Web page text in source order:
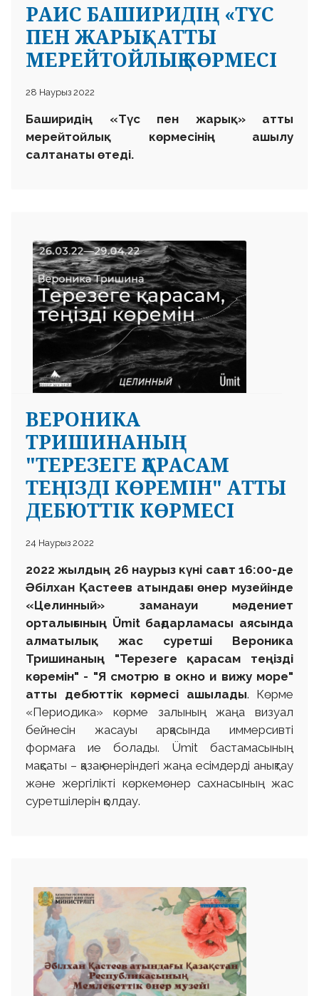
РАИС БАШИРИДІҢ «ТҮС
ПЕН ЖАРЫҚ» АТТЫ
МЕРЕЙТОЙЛЫҚ КӨРМЕСІ
28 Наурыз 2022
Баширидің «Түс пен жарық» атты
мерейтойлық көрмесінің ашылу
салтанаты өтеді.
ВЕРОНИКА
ТРИШИНАНЫҢ
"ТЕРЕЗЕГЕ ҚАРАСАМ
ТЕҢІЗДІ КӨРЕМІН" АТТЫ
ДЕБЮТТІК КӨРМЕСІ
24 Наурыз 2022
2022 жылдың 26 наурыз күні сағат 16:00-де
Әбілхан Қастеев атындағы өнер музейінде
«Целинный» заманауи мәдениет
орталығының Ümit бағдарламасы аясында
алматылық жас суретші Вероника
Тришинаның "Терезеге қарасам теңізді
көремін" - "Я смотрю в окно и вижу море"
атты дебюттік көрмесі ашылады. Көрме
«Периодика» көрме залының жаңа визуал
бейнесін жасауы арқасында иммерсивті
формаға ие болады. Ümit бастамасының
мақсаты – қазақ өнеріндегі жаңа есімдерді анықтау
және жергілікті көркемөнер сахнасының жас
суретшілерін қолдау.